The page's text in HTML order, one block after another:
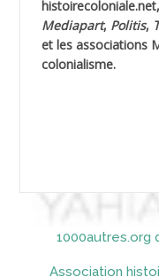
AIBLIED Ahmed
AICHEKADRA Sid
AICI (ou AISSI) Laïd
histoirecoloniale.net
Mediapart, Politis,
et les associations
colonialisme.
1000autres.org
Association